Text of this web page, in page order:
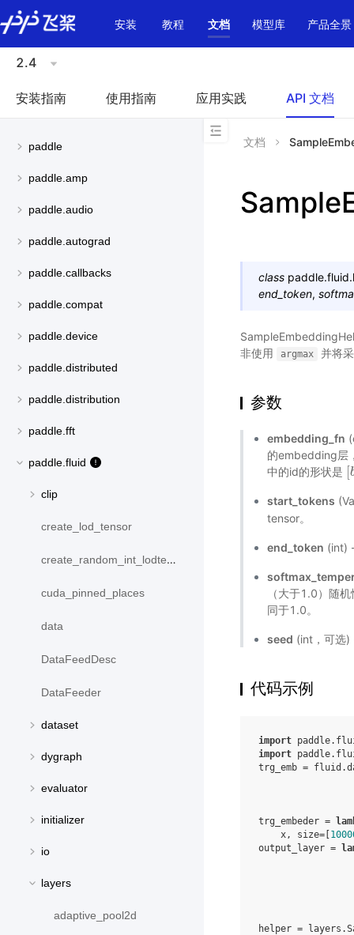
\u200E
安装
教程 文档 模型库 产品全景
2.4
安装指南 使用指南 应用实践 API 文档
paddle
paddle.amp
paddle.audio
paddle.autograd
paddle.callbacks
paddle.compat
paddle.device
paddle.distributed
paddle.distribution
paddle.fft
paddle.fluid
clip
create_lod_tensor
create_random_int_lodtensor
cuda_pinned_places
data
DataFeedDesc
DataFeeder
dataset
dygraph
evaluator
initializer
io
layers
adaptive_pool2d
文档
class
end_token,
非使用
argmax 并将
参数
embedding_fn
的embedding层
中的id的形状是 [[
start_tokens
tensor。
end_token (int)
（大于1.0）随
同于1.0。
seed (int，可选)
代码示例
import
import
trg_emb = fluid .
trg_embeder =
x , size= [
output_layer =
helper = layers .